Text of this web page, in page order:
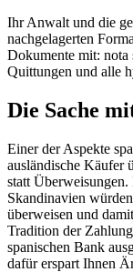
Ihr Anwalt und die
nachgelagerten
Dokumente mit: nota
Quittungen und alle
Die Sache
Einer der Aspekte
ausländische Käufer
statt
Skandinavien
überweisen und
Tradition der
spanischen Bank
dafür erspart Ihnen